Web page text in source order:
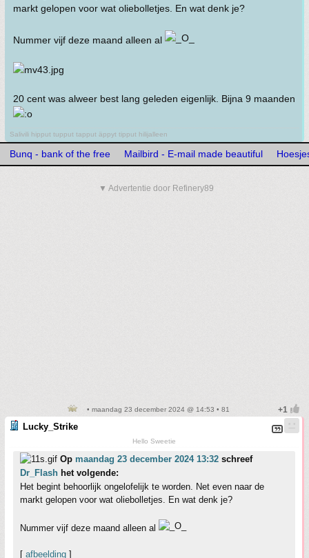
markt gelopen voor wat oliebolletjes. En wat denk je?
Nummer vijf deze maand alleen al
20 cent was alweer best lang geleden eigenlijk. Bijna 9 maanden
Salivili hipput tupput tapput äppyt tipput hilijalleen
Bunq - bank of the free Mailbird - E-mail made beautiful
▼ Advertentie door Refinery89
• maandag 23 december 2024 @ 14:53 • 81
Lucky_Strike
Hello Sweetie
Op maandag 23 december 2024 13:32 schreef
Dr_Flash het volgende:
Het begint behoorlijk ongelofelijk te worden. Net even naar de
markt gelopen voor wat oliebolletjes. En wat denk je?
Nummer vijf deze maand alleen al
[ afbeelding ]